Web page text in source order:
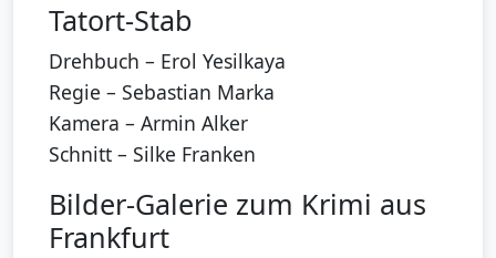
Tatort-Stab
Drehbuch – Erol Yesilkaya
Regie – Sebastian Marka
Kamera – Armin Alker
Schnitt – Silke Franken
Bilder-Galerie zum Krimi aus
Frankfurt